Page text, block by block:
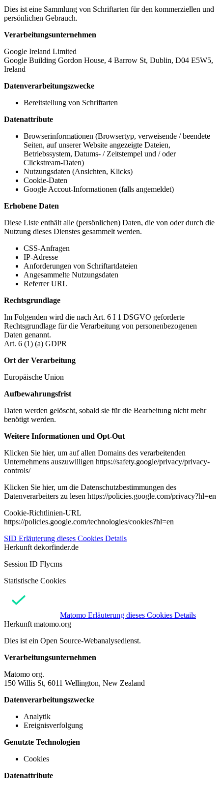
Dies ist eine Sammlung von Schriftarten für den kommerziellen und
persönlichen Gebrauch.
Verarbeitungsunternehmen
Google Ireland Limited
Google Building Gordon House, 4 Barrow St, Dublin, D04 E5W5,
Ireland
Datenverarbeitungszwecke
Bereitstellung von Schriftarten
Datenattribute
Browserinformationen (Browsertyp, verweisende / beendete
Seiten, auf unserer Website angezeigte Dateien,
Betriebssystem, Datums- / Zeitstempel und / oder
Clickstream-Daten)
Nutzungsdaten (Ansichten, Klicks)
Cookie-Daten
Google Accout-Informationen (falls angemeldet)
Erhobene Daten
Diese Liste enthält alle (persönlichen) Daten, die von oder durch die
Nutzung dieses Dienstes gesammelt werden.
CSS-Anfragen
IP-Adresse
Anforderungen von Schriftartdateien
Angesammelte Nutzungsdaten
Referrer URL
Rechtsgrundlage
Im Folgenden wird die nach Art. 6 I 1 DSGVO geforderte
Rechtsgrundlage für die Verarbeitung von personenbezogenen
Daten genannt.
Art. 6 (1) (a) GDPR
Ort der Verarbeitung
Europäische Union
Aufbewahrungsfrist
Daten werden gelöscht, sobald sie für die Bearbeitung nicht mehr
benötigt werden.
Weitere Informationen und Opt-Out
Klicken Sie hier, um auf allen Domains des verarbeitenden
Unternehmens auszuwilligen https://safety.google/privacy/privacy-
controls/
Klicken Sie hier, um die Datenschutzbestimmungen des
Datenverarbeiters zu lesen https://policies.google.com/privacy?hl=en
Cookie-Richtlinien-URL
https://policies.google.com/technologies/cookies?hl=en
SID Erläuterung dieses Cookies Details
Herkunft dekorfinder.de
Session ID Flycms
Statistische Cookies
Matomo Erläuterung dieses Cookies Details
Herkunft matomo.org
Dies ist ein Open Source-Webanalysedienst.
Verarbeitungsunternehmen
Matomo org.
150 Willis St, 6011 Wellington, New Zealand
Datenverarbeitungszwecke
Analytik
Ereignisverfolgung
Genutzte Technologien
Cookies
Datenattribute